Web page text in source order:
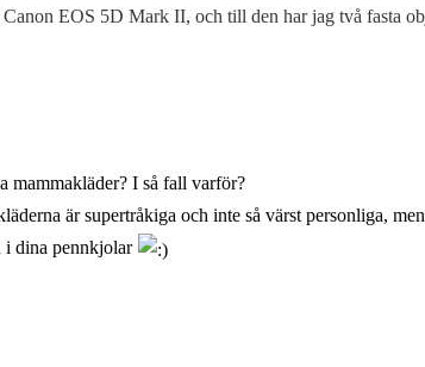
Canon EOS 5D Mark II, och till den har jag två fasta
mammakläder? I så fall varför?
är supertråkiga och inte så värst personliga,
i dina pennkjolar